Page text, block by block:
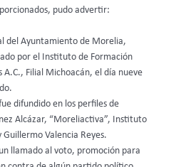
pudo advertir:
del Ayuntamiento de Morelia,
por el Instituto de Formación
A.C., Filial Michoacán, el día nueve
difundido en los perfiles de
Alcázar, “Moreliactiva”, Instituto
Guillermo Valencia Reyes.
llamado al voto, promoción para